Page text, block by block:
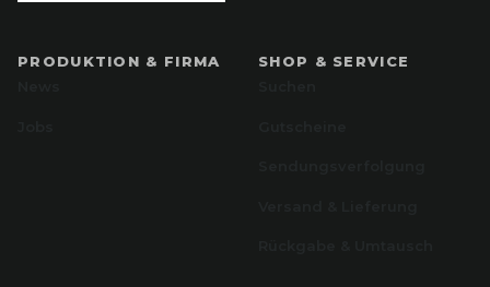
PRODUKTION & FIRMA
SHOP & SERVICE